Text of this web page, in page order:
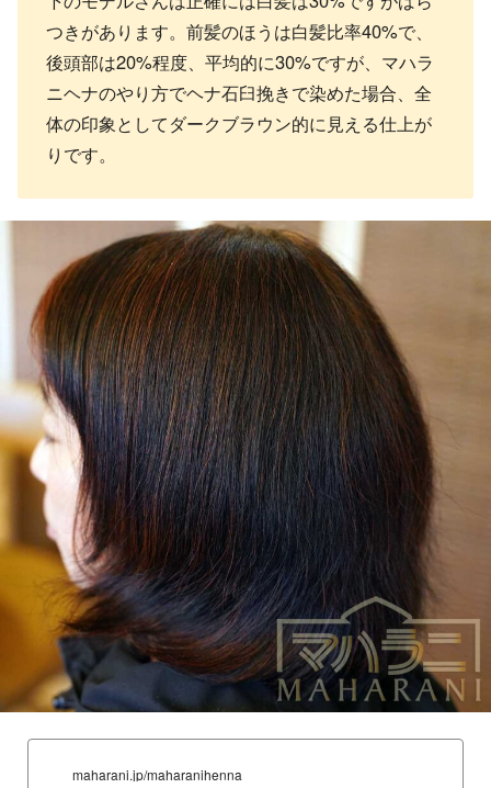
つきがあります。前髪のほうは白髪比率40%で、
後頭部は20%程度、平均的に30%ですが、マハラ
ニヘナのやり方でヘナ石臼挽きで染めた場合、全
体の印象としてダークブラウン的に見える仕上が
りです。
maharani.jp/maharanihenna